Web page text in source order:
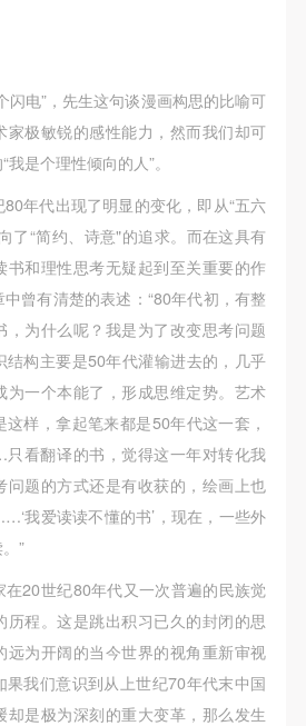
闪电”，先生这句谈漫画构思的比喻可
家极敏锐的感性能力，然而我们却可
是个理性倾向的人”。
年代出现了明显的变化，即从“五六
了“简约、诗意"的追求。而在这具有
书和理性思考无疑起到至关重要的作
曾有清楚的表述：“80年代初，有整
，为什么呢？我是为了改变思考问题
结构主要是50年代灌输进去的，几乎
为一个本能了，形成思维定势。艺术
样，拿起笔来都是50年代这一套，
看翻译的书，觉得这一年对转化我
问题的方式还是有收获的，绘画上也
我爱读读不懂的书’，现在，一些外
”
20世纪80年代又一次普遍的民族觉
历程。这是跳出积习已久的封闭的思
远为开阔的当今世界的视角重新审视
果我们意识到从上世纪70年代末中国
却是极为深刻的重大变革，那么发生
当事人及美术馆将不承担人身
像权许可使用协议
广告法》、《中华人民共和国
民法院关于贯彻执行 《中华
若干问题的意见（试行）>的
许可方（甲方）和使用方（乙
经双方友好协商，甲乙双方就
使用达成如下一致协议：
中的肖像权人，自愿将自己的
本协议约定和法律规定的用
学院美术馆是一所具有标志
现代公共美术馆。中央美术学
努力塑造一个开放、自由、学
各单位、企业、机构、艺术家
以学院的学术研究为基础，积
角、多领域的展览、论坛及公
生、中外艺术家以及社会公众
展示的平台。作为一家公益性
育活动以学术性和公益性为
当事人及美术馆将不承担人身
像权许可使用协议
广告法》、《中华人民共和国
民法院关于贯彻执行 《中华
若干问题的意见（试行）>的
许可方（甲方）和使用方（乙
经双方友好协商，甲乙双方就
使用达成如下一致协议：
中的肖像权人，自愿将自己的
本协议约定和法律规定的用
学院美术馆是一所具有标志
现代公共美术馆。中央美术学
努力塑造一个开放、自由、学
各单位、企业、机构、艺术家
以学院的学术研究为基础，积
角、多领域的展览、论坛及公
生、中外艺术家以及社会公众
展示的平台。作为一家公益性
育活动以学术性和公益性为
当事人及美术馆将不承担人身
像权许可使用协议
广告法》、《中华人民共和国
民法院关于贯彻执行 《中华
若干问题的意见（试行）>的
许可方（甲方）和使用方（乙
经双方友好协商，甲乙双方就
使用达成如下一致协议：
中的肖像权人，自愿将自己的
本协议约定和法律规定的用
学院美术馆是一所具有标志
现代公共美术馆。中央美术学
努力塑造一个开放、自由、学
各单位、企业、机构、艺术家
以学院的学术研究为基础，积
角、多领域的展览、论坛及公
生、中外艺术家以及社会公众
展示的平台。作为一家公益性
育活动以学术性和公益性为